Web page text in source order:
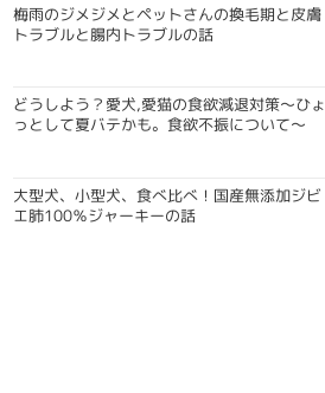
梅雨のジメジメとペットさんの換毛期と皮膚
トラブルと腸内トラブルの話
どうしよう？愛犬,愛猫の食欲減退対策〜ひょ
っとして夏バテかも。食欲不振について〜
大型犬、小型犬、食べ比べ！国産無添加ジビ
エ肺100％ジャーキーの話